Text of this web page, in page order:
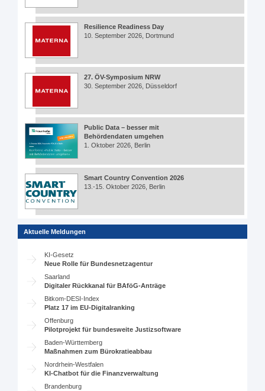
Resilience Readiness Day
10. September 2026, Dortmund
27. ÖV-Symposium NRW
30. September 2026, Düsseldorf
Public Data – besser mit
Behördendaten umgehen
1. Oktober 2026, Berlin
Smart Country Convention 2026
13.-15. Oktober 2026, Berlin
Aktuelle Meldungen
KI-Gesetz
Neue Rolle für Bundesnetzagentur
Saarland
Digitaler Rückkanal für BAföG-Anträge
Bitkom-DESI-Index
Platz 17 im EU-Digitalranking
Offenburg
Pilotprojekt für bundesweite Justizsoftware
Baden-Württemberg
Maßnahmen zum Bürokratieabbau
Nordrhein-Westfalen
KI-Chatbot für die Finanzverwaltung
Brandenburg